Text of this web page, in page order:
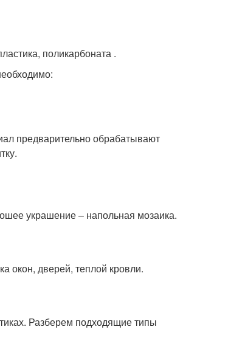
поликарбоната .
предварительно обрабатывают
украшение – напольная мозаика.
окон, дверей, теплой кровли.
Разберем подходящие типы